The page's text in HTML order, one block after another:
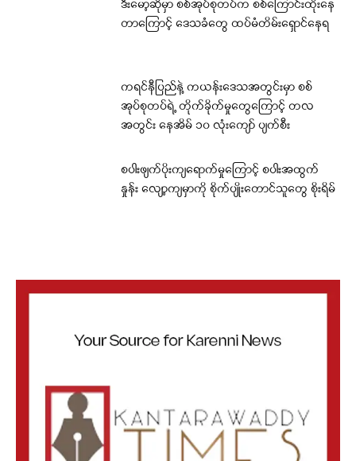
ဒီးမော့ဆိုမှာ စစ်အုပ်စုတပ်က စစ်ကြောင်းထိုးနေ
တာကြောင့် ဒေသခံတွေ ထပ်မံတိမ်းရှောင်နေရ
ကရင်နီပြည်နဲ့ ကယန်းဒေသအတွင်းမှာ စစ်
အုပ်စုတပ်ရဲ့ တိုက်ခိုက်မှုတွေကြောင့် တလ
အတွင်း နေအိမ် ၁၀ လုံးကျော် ပျက်စီး
စပါးဖျက်ပိုးကျရောက်မှုကြောင့် စပါးအထွက်
နှုန်း လျော့ကျမှာကို စိုက်ပျိုးတောင်သူတွေ စိုးရိမ်